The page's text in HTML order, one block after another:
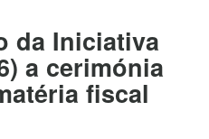
da Iniciativa
a cerimónia
fiscal